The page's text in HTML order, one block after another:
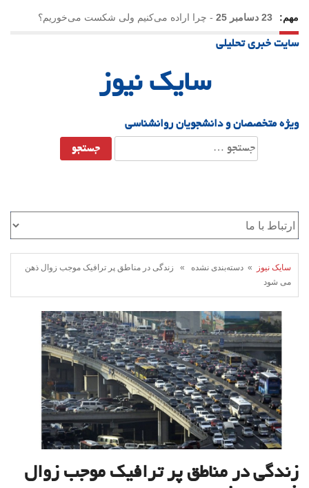
مهم: 23 دسامبر 25 - چرا اراده می‌کنیم ولی شکست می‌خوریم؟
21 دسامبر 25
سایت خبری تحلیلی
سایک نیوز
ویژه متخصصان و دانشجویان روانشناسی
جستجو
برای:
سایک نیوز
» دسته‌بندی نشده » زندگی در مناطق پر ترافیک موجب زوال ذهن
می شود
زندگی در مناطق پر ترافیک موجب زوال